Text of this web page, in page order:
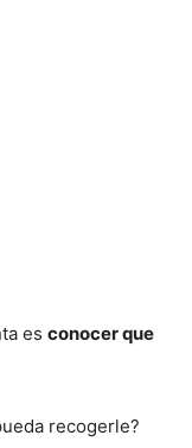
es conocer que
recogerle?